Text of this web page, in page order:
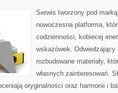
Serwis tworzony pod
nowoczesna platforma,
codzienności, kobiecej
wskazówek.
rozbudowane materiały,
własnych zainteresowań.
oryginalności oraz harmonii i